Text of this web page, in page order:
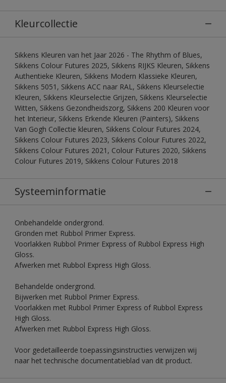
Kleurcollectie
Sikkens Kleuren van het Jaar 2026 - The Rhythm of Blues,
Sikkens Colour Futures 2025, Sikkens RIJKS Kleuren, Sikkens
Authentieke Kleuren, Sikkens Modern Klassieke Kleuren,
Sikkens 5051, Sikkens ACC naar RAL, Sikkens Kleurselectie
Kleuren, Sikkens Kleurselectie Grijzen, Sikkens Kleurselectie
Witten, Sikkens Gezondheidszorg, Sikkens 200 Kleuren voor
het Interieur, Sikkens Erkende Kleuren (Painters), Sikkens
Van Gogh Collectie kleuren, Sikkens Colour Futures 2024,
Sikkens Colour Futures 2023, Sikkens Colour Futures 2022,
Sikkens Colour Futures 2021, Colour Futures 2020, Sikkens
Colour Futures 2019, Sikkens Colour Futures 2018
Systeeminformatie
Onbehandelde ondergrond.
Gronden met Rubbol Primer Express.
Voorlakken Rubbol Primer Express of Rubbol Express High
Gloss.
Afwerken met Rubbol Express High Gloss.
Behandelde ondergrond.
Bijwerken met Rubbol Primer Express.
Voorlakken met Rubbol Primer Express of Rubbol Express
High Gloss.
Afwerken met Rubbol Express High Gloss.
Voor gedetailleerde toepassingsinstructies verwijzen wij
naar het technische documentatieblad van dit product.